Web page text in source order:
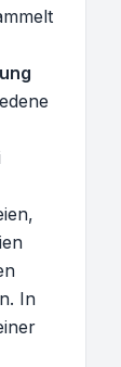
In